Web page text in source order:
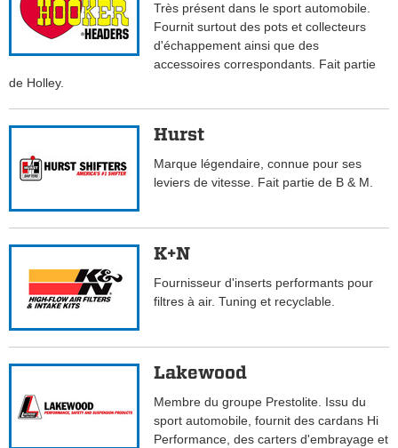
Très présent dans le sport automobile.
Fournit surtout des pots et collecteurs
d'échappement ainsi que des
accessoires correspondants. Fait partie
de Holley.
Hurst
Marque légendaire, connue pour ses
leviers de vitesse. Fait partie de B & M.
K+N
Fournisseur d'inserts performants pour
filtres à air. Tuning et recyclable.
Lakewood
Membre du groupe Prestolite. Issu du
sport automobile, fournit des cardans Hi
Performance, des carters d'embrayage et